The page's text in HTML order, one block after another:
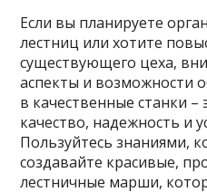
Если вы планируете
лестниц или хотите
существующего цеха,
аспекты и возможности
в качественные станки –
качество, надежность и
Пользуйтесь знаниями,
создавайте красивые,
лестничные марши,